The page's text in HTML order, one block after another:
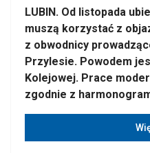
LUBIN. Od listopada
muszą korzystać z
z obwodnicy
Przylesie. Powodem
Kolejowej. Prace
zgodnie z